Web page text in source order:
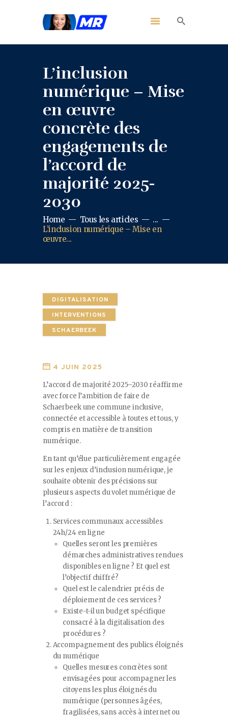
L’inclusion
numérique – Mise
en œuvre
concrète des
engagements de
l’accord de
majorité 2025-
2030
Home Tous les articles
...
L’inclusion numérique – Mise en
œuvre...
DIGITALISATION
INTERVENTIONS
SCHAERBEEK
4 JUIN 2025
L’accord de majorité 2025–2030 réaffirme
avec force l’ambition de faire de
Schaerbeek une commune inclusive,
connectée et accessible à toutes et tous, y
compris en matière de transition
numérique.
En tant qu’élue particulièrement engagée
sur les enjeux d’inclusion numérique, je
souhaite obtenir des précisions sur
plusieurs aspects du volet numérique de
l’accord :
Services communaux accessibles
24h/24 en ligne
Quelles seront les premières
démarches administratives rendues
disponibles en ligne ? Et quel est
l’objectif chiffré?
Quel est le calendrier précis de
déploiement de ces services ?
Existe-t-il un budget spécifique
consacré à la digitalisation des
procédures ?
Accompagnement des publics éloignés
du numérique
Quelles mesures concrètes sont
envisagées pour accompagner les
citoyens les plus éloignés du
numérique (personnes âgées,
fragilisées, sans accès à internet ou